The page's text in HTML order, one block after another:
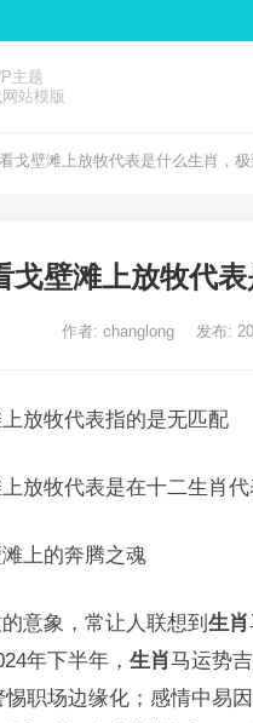
主题
站模版
戈壁滩上放牧代表是什么生肖，
戈壁滩上放牧代
作者: changlong 发布:
放牧代表指的是无匹配
放牧代表是在十二生肖
上的奔腾之魂
意象，常让人联想到 生肖
年下半年， 生肖马运势
职场边缘化；感情中易